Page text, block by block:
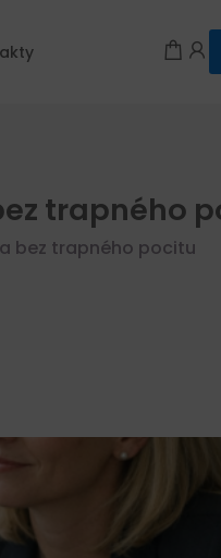
trapného
bez trapného pocitu